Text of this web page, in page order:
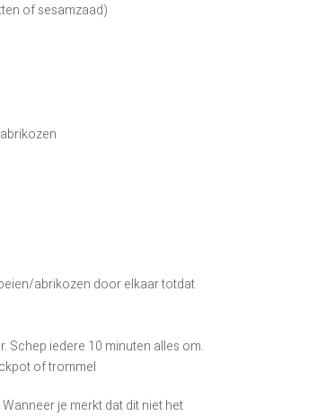
of sesamzaad)
abrikozen door elkaar totdat
Schep iedere 10 minuten alles om.
of trommel
je merkt dat dit niet het